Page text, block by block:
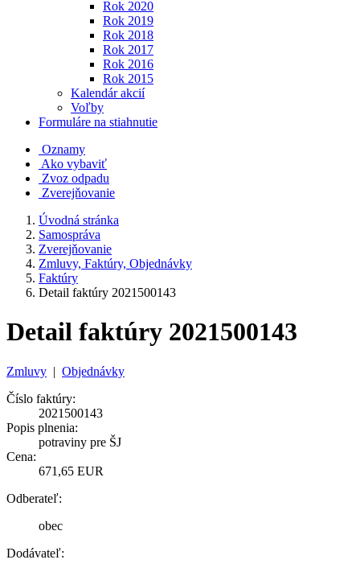
Rok 2020
Rok 2019
Rok 2018
Rok 2017
Rok 2016
Rok 2015
Kalendár akcií
Voľby
Formuláre na stiahnutie
Oznamy
Ako vybaviť
Zvoz odpadu
Zverejňovanie
Úvodná stránka
Samospráva
Zverejňovanie
Zmluvy, Faktúry, Objednávky
Faktúry
Detail faktúry 2021500143
Detail faktúry 2021500143
Zmluvy | Objednávky
Číslo faktúry:
2021500143
Popis plnenia:
potraviny pre ŠJ
Cena:
671,65 EUR
Odberateľ:
obec
Dodávateľ: